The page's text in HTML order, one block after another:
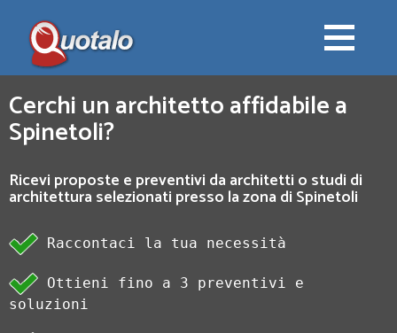
Cerchi un architetto affidabile a
Spinetoli?
Ricevi proposte e preventivi da architetti o studi di
architettura selezionati presso la zona di Spinetoli
Raccontaci la tua necessità
Ottieni fino a 3 preventivi e
soluzioni